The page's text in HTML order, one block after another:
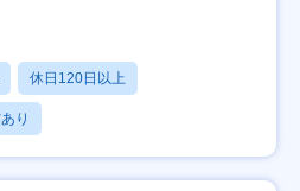
休日120日以上
り